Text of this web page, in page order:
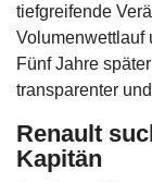
tiefgreifende
Volumenwettlauf
Fünf Jahre
transparenter
Renault
Kapitän